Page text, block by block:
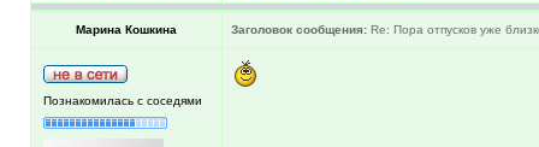
Марина Кошкина Заголовок сообщения: Re: Пора отпусков уже
Познакомилась с соседями